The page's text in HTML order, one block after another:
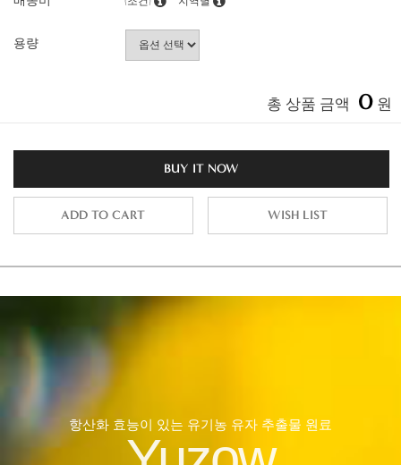
용량
총 상품 금액 0 원
BUY IT NOW
ADD TO CART WISH LIST
항산화 효능이 있는 유기농 유자 추출물 원료